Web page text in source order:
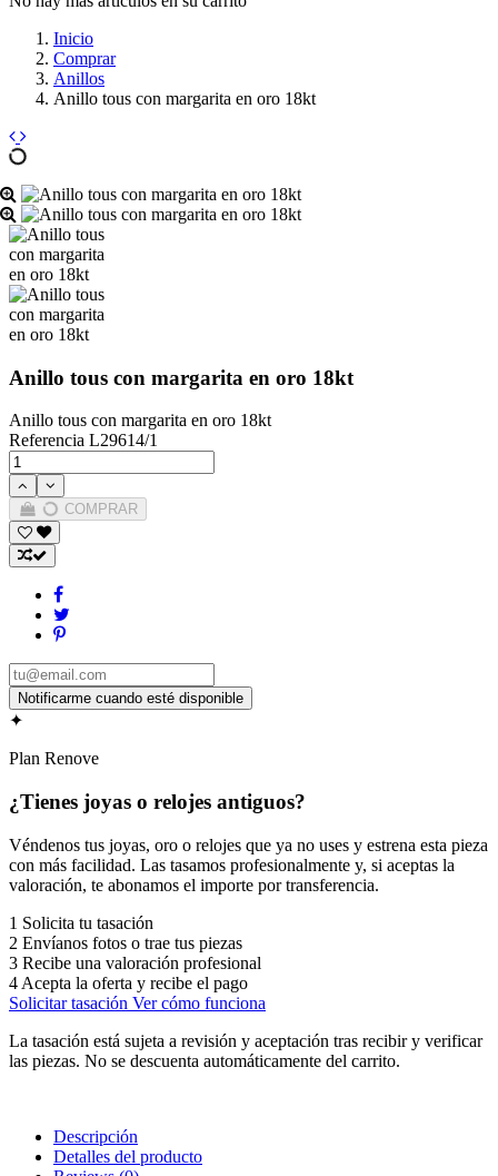
Inicio
Comprar
Anillos
Anillo tous con margarita en oro 18kt
Anillo tous con margarita en oro 18kt
Anillo tous con margarita en oro 18kt
Referencia L29614/1
COMPRAR
✦
Plan Renove
¿Tienes joyas o relojes antiguos?
Véndenos tus joyas, oro o relojes que ya no uses y estrena esta pieza
con más facilidad. Las tasamos profesionalmente y, si aceptas la
valoración, te abonamos el importe por transferencia.
1 Solicita tu tasación
2 Envíanos fotos o trae tus piezas
3 Recibe una valoración profesional
4 Acepta la oferta y recibe el pago
Solicitar tasación Ver cómo funciona
La tasación está sujeta a revisión y aceptación tras recibir y verificar
las piezas. No se descuenta automáticamente del carrito.
Descripción
Detalles del producto